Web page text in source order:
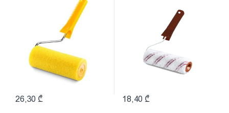
26,30 ₾ 18,40 ₾